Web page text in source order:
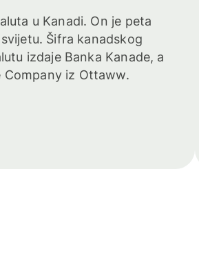
u Kanadi. On je peta
Šifra kanadskog
izdaje Banka Kanade, a
Company iz Ottaww.